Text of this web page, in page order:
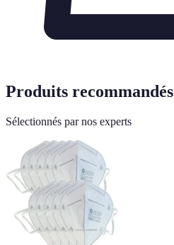
Produits recommandés
Sélectionnés par nos experts